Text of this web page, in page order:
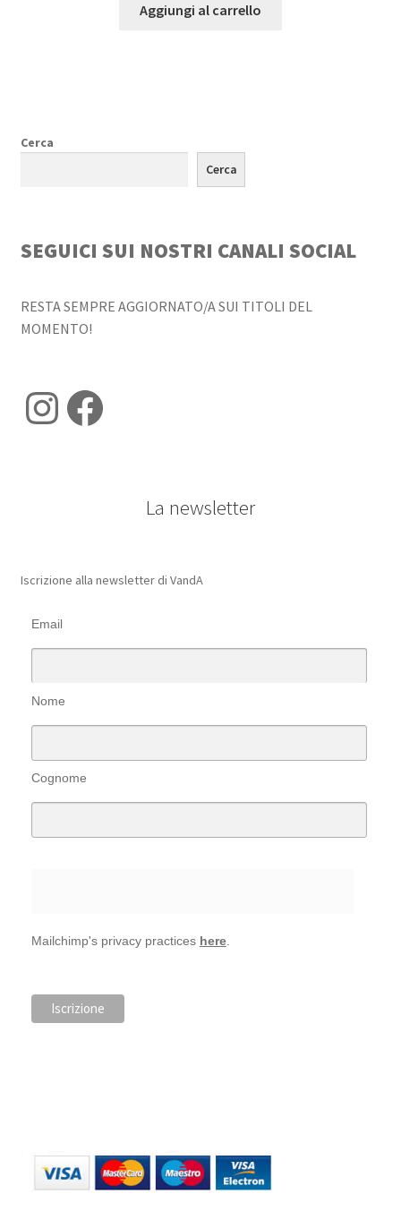
Aggiungi al carrello
Cerca
Cerca
SEGUICI SUI NOSTRI CANALI SOCIAL
RESTA SEMPRE AGGIORNATO/A SUI TITOLI DEL
MOMENTO!
Instagram
Facebook
La newsletter
Iscrizione alla newsletter di VandA
Email
Nome
Cognome
Mailchimp's privacy practices here.